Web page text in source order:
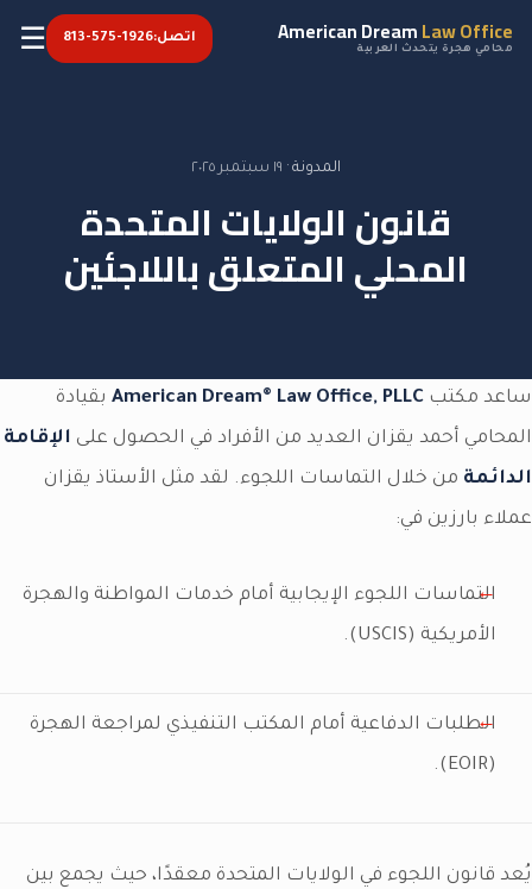
American DreamLaw Office
محامي هجرة يتحدث العربية
اتصل:813-575-1926
☰
المدونة · ١٩ سبتمبر ٢٠٢٥
قانون الولايات المتحدة
المحلي المتعلق باللاجئين
ساعد مكتب American Dream® Law Office, PLLC بقيادة
المحامي أحمد يقزان العديد من الأفراد في الحصول على الإقامة
الدائمة من خلال التماسات اللجوء. لقد مثل الأستاذ يقزان
عملاء بارزين في:
التماسات اللجوء الإيجابية أمام خدمات المواطنة والهجرة
الأمريكية (USCIS).
الطلبات الدفاعية أمام المكتب التنفيذي لمراجعة الهجرة
(EOIR).
يُعد قانون اللجوء في الولايات المتحدة معقدًا، حيث يجمع بين